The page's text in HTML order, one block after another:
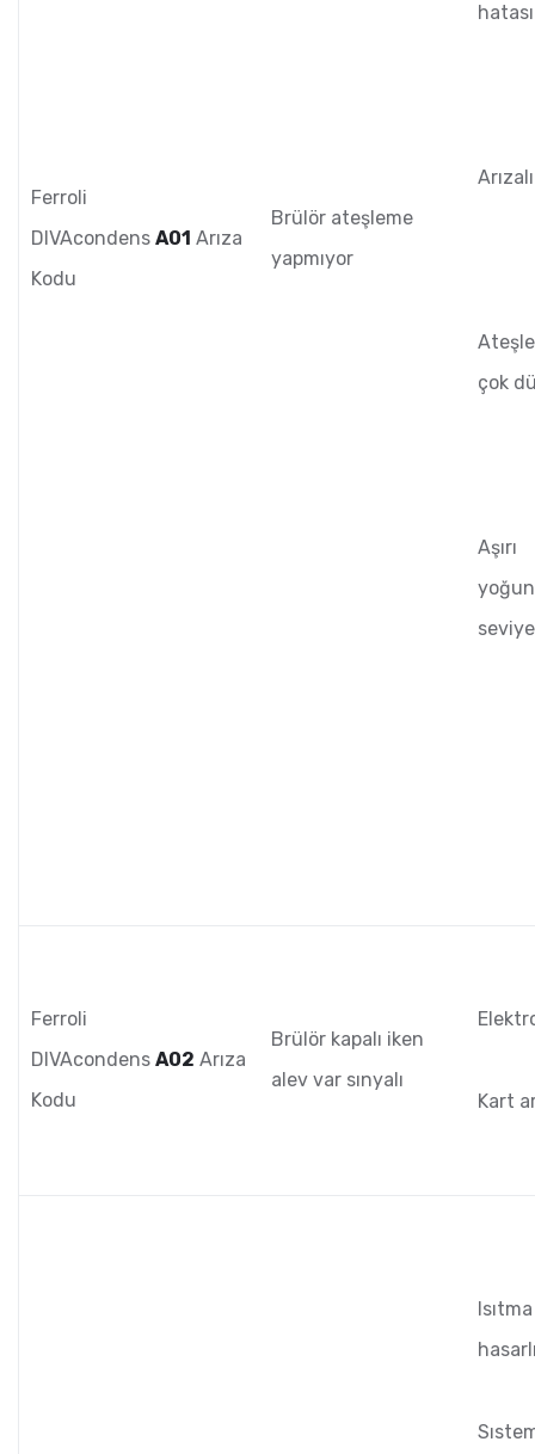
Ferroli
DIVAcondens A01 Arıza
Kodu
Brülör ateşleme
yapmıyor
hatası
çok
Aşırı
Ferroli
DIVAcondens A02 Arıza
Kodu
Brülör kapalı iken
alev var sınyalı
Kart